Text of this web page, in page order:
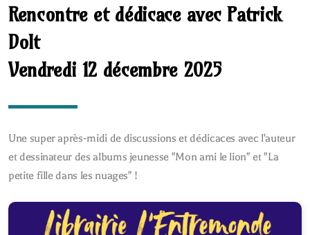
Rencontre et dédicace avec Patrick
Dolt
Vendredi 12 décembre 2025
Une super après-midi de discussions et dédicaces avec l'auteur
et dessinateur des albums jeunesse "Mon ami le lion" et "La
petite fille dans les nuages" !